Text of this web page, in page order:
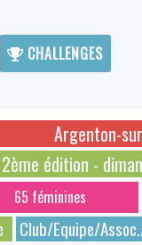
CHALLENGES
2ème édition -
Argenton-
65 féminines
Club/Equipe/